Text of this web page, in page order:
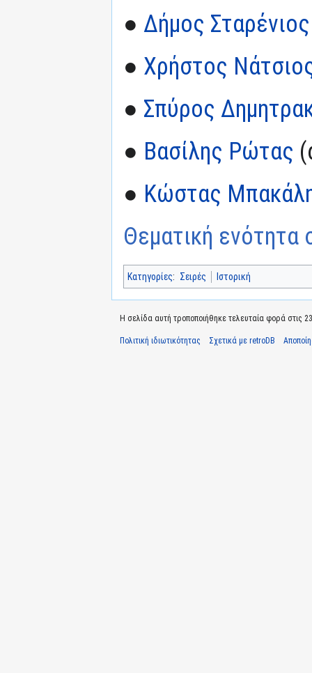
● Δήμος Σταρένιος
● Χρήστος
● Σπύρος
● Βασίλης Ρώτας
● Κώστας
Θεματική ενότητα
Κατηγορίες: Σειρές Ιστορική
Η σελίδα αυτή τροποποιήθηκε τελευταία φορά στις
Πολιτική ιδιωτικότητας Σχετικά με retroDB